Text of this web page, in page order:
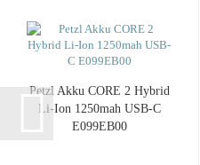
Petzl Akku CORE 2 Hybrid
Li-Ion 1250mah USB-C
E099EB00